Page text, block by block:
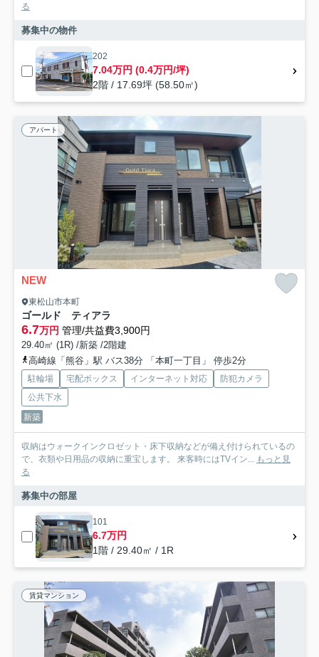
る
募集中の物件
202
7.04万円 (0.4万円/坪)
2階 / 17.69坪 (58.50㎡)
アパート
NEW
東松山市本町
ゴールド ティアラ
6.7万円 管理/共益費3,900円
29.40㎡ (1R) /新築 /2階建
高崎線「熊谷」駅 バス38分 「本町一丁目」 停歩2分
駐輪場 宅配ボックス インターネット対応
防犯カメラ
公共下水
新築
収納はウォークインクロゼット・床下収納などが備え付けられているの
で、衣類や日用品の収納に重宝します。 来客時にはTVイン... もっと見
る
募集中の部屋
101
6.7万円
1階 / 29.40㎡ / 1R
賃貸マンション